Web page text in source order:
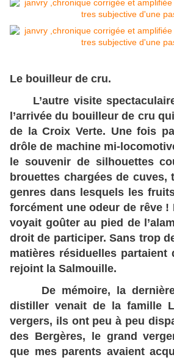
Le bouilleur de cru.
L’autre visite
l’arrivée du bouilleur de cru
de la Croix Verte. Une fois
drôle de machine mi-
le souvenir de silhouettes
brouettes chargées de cuves,
genres dans lesquels les
forcément une odeur de rêve !
voyait goûter au pied de
droit de participer. Sans trop
matières résiduelles partaient
rejoint la Salmouille.
De mémoire, la dernière
distiller venait de la famille
vergers, ils ont peu à peu
des Bergères, le grand
que mes parents avaient